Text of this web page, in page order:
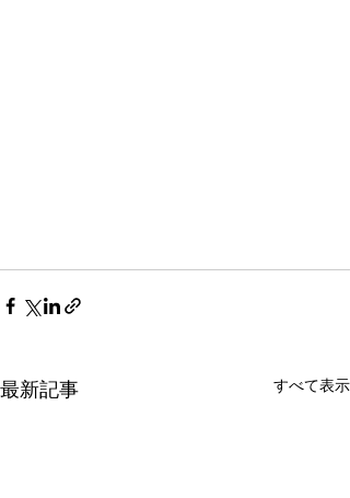
最新記事 すべて表示